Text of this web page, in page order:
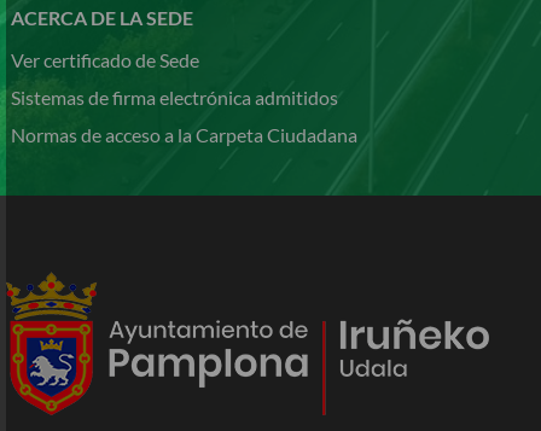
ACERCA DE LA SEDE
Ver certificado de Sede
Sistemas de firma electrónica admitidos
Normas de acceso a la Carpeta Ciudadana